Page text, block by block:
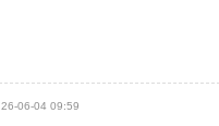
26-06-04 09:59